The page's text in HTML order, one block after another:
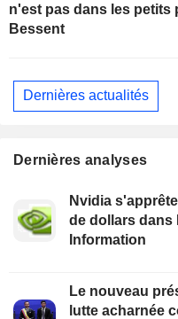
n'est pas dans les petits
Bessent
Dernières actualités
Dernières analyses
Nvidia
de dollars dans
Information
Le nouveau
lutte acharnée